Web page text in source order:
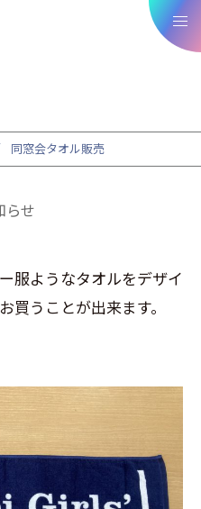
同窓会タオル販売
らせ
服ようなタオルをデザイ
買うことが出来ます。